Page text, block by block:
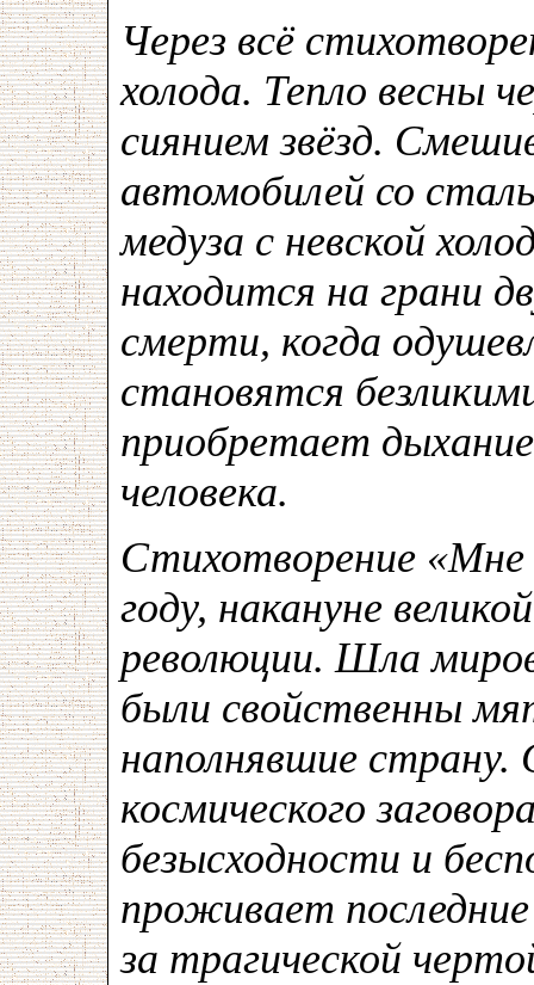
Через всё
холода. Тепло весны
сиянием звёзд.
автомобилей со
медуза с невской
находится на грани
смерти, когда
становятся
приобретает
человека.
Стихотворение «Мне
году, накануне
революции. Шла
были свойственны
наполнявшие
космического
безысходности и
проживает
за трагической